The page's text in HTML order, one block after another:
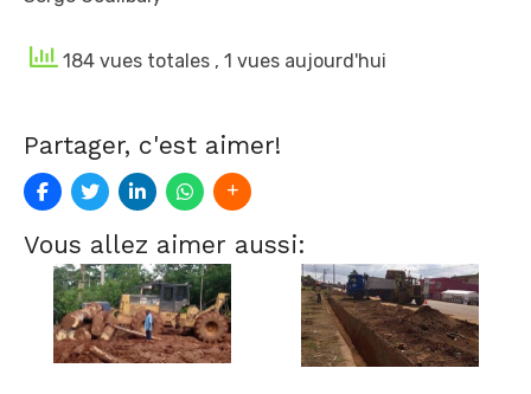
184 vues totales , 1 vues aujourd'hui
Partager, c'est aimer!
Vous allez aimer aussi: